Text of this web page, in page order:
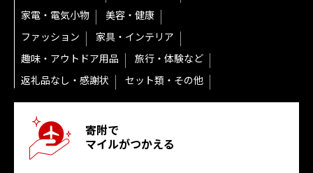
家電・電気小物
美容・健康
ファッション
家具・インテリア
趣味・アウトドア用品
旅行・体験など
返礼品なし・感謝状
セット類・その他
寄附で
マイルがつかえる